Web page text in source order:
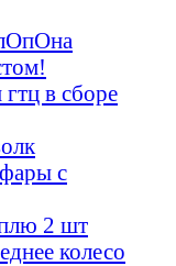
в сборе
с
2 шт
колесо